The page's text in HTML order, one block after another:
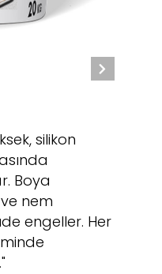
silikon
Boya
ve nem
engeller. Her